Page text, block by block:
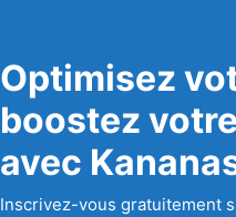
Optimisez
boostez
avec
Inscrivez-vous gratuitement